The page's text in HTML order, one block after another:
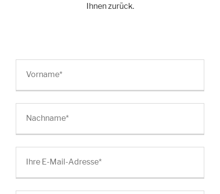
Ihnen zurück.
Vorname*
Nachname*
Ihre E-Mail-Adresse*